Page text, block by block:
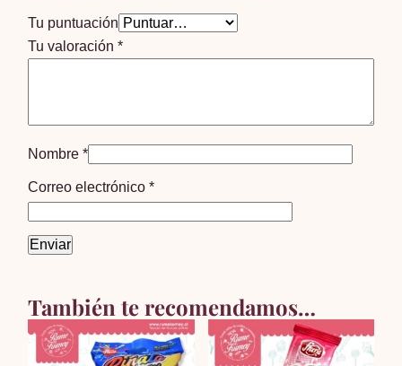
Tu puntuación
Tu valoración*
Nombre*
Correo electrónico*
También te recomendamos…